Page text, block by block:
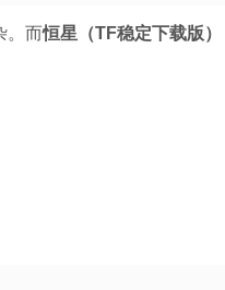
。而恒星（TF稳定下载版）